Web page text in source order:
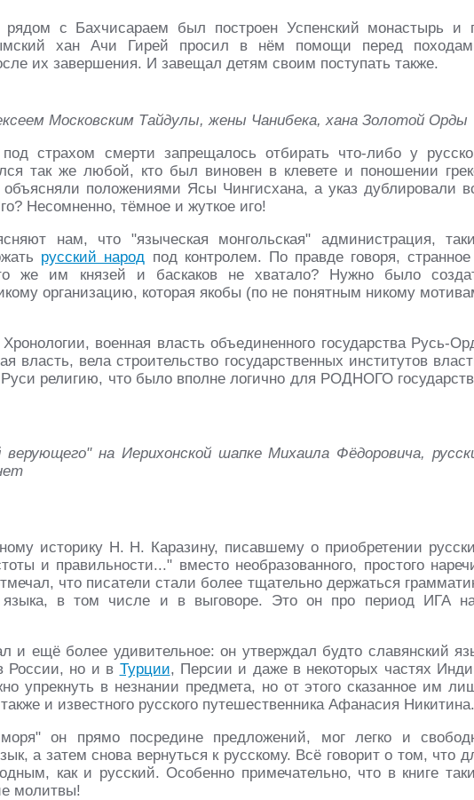
с Бахчисараем был построен Успенский монастырь и
хан Ачи Гирей просил в нём помощи перед
их завершения. И завещал детям своим поступать также.
Московским Тайдулы, жены Чанибека, хана Золотой Орды
страхом смерти запрещалось отбирать что-либо у
так же любой, кто был виновен в клевете и поношении
положениями Ясы Чингисхана, а указ дублировали
Несомненно, тёмное и жуткое иго!
нам, что "языческая монгольская" администрация,
русский народ под контролем. По правде говоря,
же им князей и баскаков не хватало? Нужно было
организацию, которая якобы (по не понятным никому
военная власть объединенного государства Русь-
власть, вела строительство государственных институтов
религию, что было вполне логично для РОДНОГО
на Иерихонской шапке Михаила Фёдоровича,
историку Н. Н. Каразину, писавшему о приобретении
и правильности..." вместо необразованного, простого
что писатели стали более тщательно держаться
языка, в том числе и в выговоре. Это он про период ИГА
и ещё более удивительное: он утверждал будто славянский
России, но и в Турции, Персии и даже в некоторых частях
упрекнуть в незнании предмета, но от этого сказанное им
и известного русского путешественника Афанасия Никитина.
он прямо посредине предложений, мог легко и
а затем снова вернуться к русскому. Всё говорит о том, что
как и русский. Особенно примечательно, что в книге
молитвы!